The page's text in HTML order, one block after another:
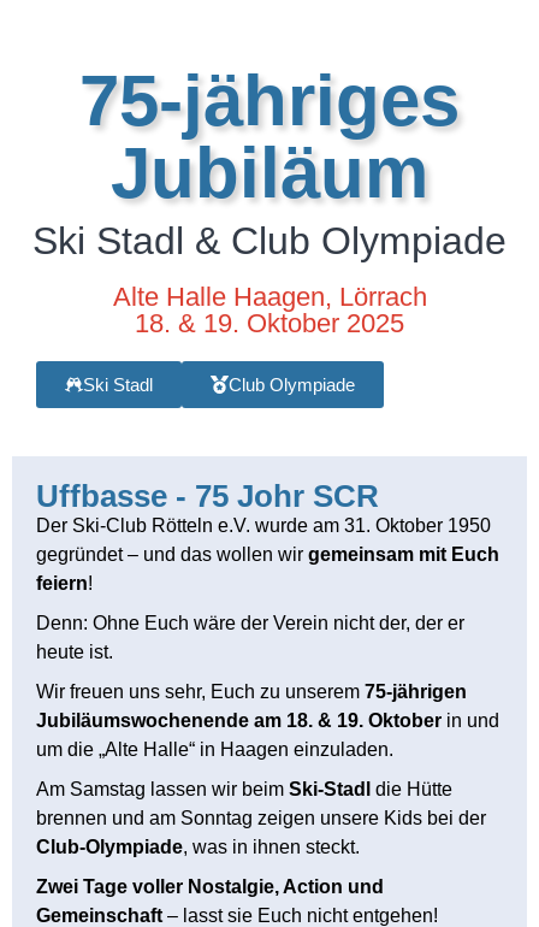
75-jähriges
Jubiläum
Ski Stadl & Club Olympiade
Alte Halle Haagen, Lörrach
18. & 19. Oktober 2025
Ski Stadl Club Olympiade
Uffbasse - 75 Johr SCR
Der Ski-Club Rötteln e.V. wurde am 31. Oktober 1950
gegründet – und das wollen wir gemeinsam mit Euch
feiern!
Denn: Ohne Euch wäre der Verein nicht der, der er
heute ist.
Wir freuen uns sehr, Euch zu unserem 75‑jährigen
Jubiläums­wochenende am 18. & 19. Oktober in und
um die „Alte Halle“ in Haagen einzuladen.
Am Samstag lassen wir beim Ski-Stadl die Hütte
brennen und am Sonntag zeigen unsere Kids bei der
Club-Olympiade, was in ihnen steckt.
Zwei Tage voller Nostalgie, Action und
Gemeinschaft – lasst sie Euch nicht entgehen!